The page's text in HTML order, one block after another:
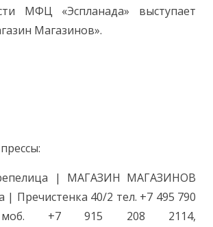
МФЦ «Эспланада» выступает
Магазинов».
| МАГАЗИН МАГАЗИНОВ
| Пречистенка 40/2 тел. +7 495 790
+7 915 208 2114,